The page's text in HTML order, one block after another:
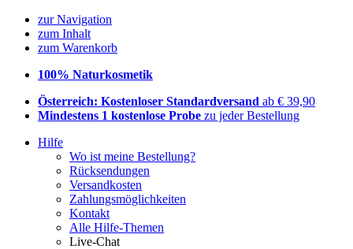
zur Navigation
zum Inhalt
zum Warenkorb
100% Naturkosmetik
Österreich: Kostenloser Standardversand ab € 39,90
Mindestens 1 kostenlose Probe zu jeder Bestellung
Hilfe
Wo ist meine Bestellung?
Rücksendungen
Versandkosten
Zahlungsmöglichkeiten
Kontakt
Alle Hilfe-Themen
Live-Chat